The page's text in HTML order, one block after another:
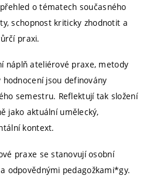
o tématech současného
schopnost kriticky zhodnotit a
praxi.
náplň ateliérové praxe, metody
jsou definovány
semestru. Reflektují tak složení
jako aktuální umělecký,
kontext.
praxe se stanovují osobní
odpovědnými pedagožkami*gy.